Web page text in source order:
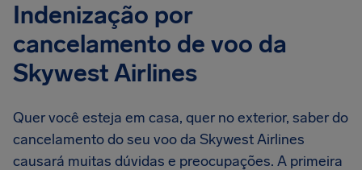
Indenização por
cancelamento de voo da
Skywest Airlines
Quer você esteja em casa, quer no exterior, saber do
cancelamento do seu voo da Skywest Airlines
causará muitas dúvidas e preocupações. A primeira